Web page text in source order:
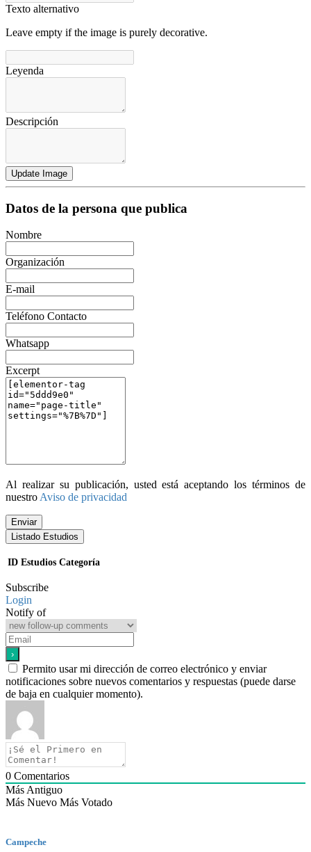
Texto alternativo
Leave empty if the image is purely decorative.
Leyenda
Descripción
Update Image
Datos de la persona que publica
Nombre
Organización
E-mail
Teléfono Contacto
Whatsapp
Excerpt
Al realizar su publicación, usted está aceptando los términos de
nuestro Aviso de privacidad
Enviar
Listado Estudios
ID Estudios Categoría
Subscribe
Login
Notify of
Permito usar mi dirección de correo electrónico y enviar
notificaciones sobre nuevos comentarios y respuestas (puede darse
de baja en cualquier momento).
0 Comentarios
Más Antiguo
Más Nuevo Más Votado
Campeche